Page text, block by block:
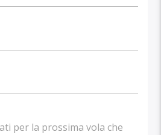
per la prossima vola che